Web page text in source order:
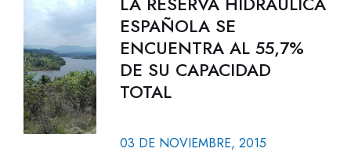
ESPAÑOLA SE
ENCUENTRA AL 55,7%
DE SU CAPACIDAD
TOTAL
03 DE NOVIEMBRE, 2015